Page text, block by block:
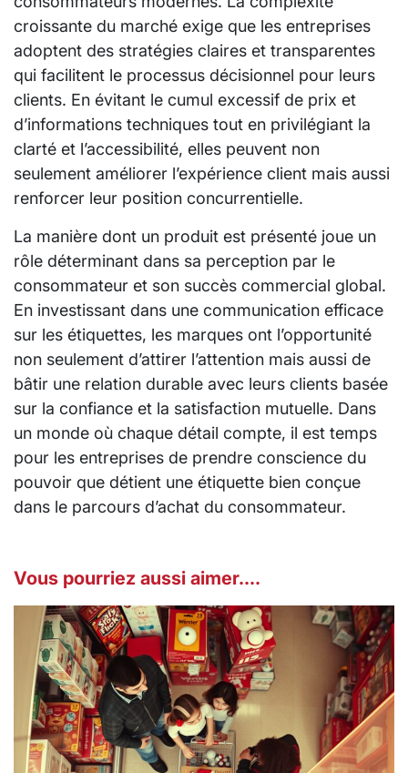
croissante du marché exige que les entreprises
adoptent des stratégies claires et transparentes
qui facilitent le processus décisionnel pour leurs
clients. En évitant le cumul excessif de prix et
d’informations techniques tout en privilégiant la
clarté et l’accessibilité, elles peuvent non
seulement améliorer l’expérience client mais aussi
renforcer leur position concurrentielle.
La manière dont un produit est présenté joue un
rôle déterminant dans sa perception par le
consommateur et son succès commercial global.
En investissant dans une communication efficace
sur les étiquettes, les marques ont l’opportunité
non seulement d’attirer l’attention mais aussi de
bâtir une relation durable avec leurs clients basée
sur la confiance et la satisfaction mutuelle. Dans
un monde où chaque détail compte, il est temps
pour les entreprises de prendre conscience du
pouvoir que détient une étiquette bien conçue
dans le parcours d’achat du consommateur.
Vous pourriez aussi aimer....